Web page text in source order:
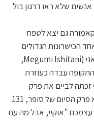
אנשים שלא ראו דרגון בול
גם יצא לטפח
הכישרונות הגדולים
בכול היסטוריית התעשייה – מגומי אישיטאני (Megumi Ishitani,
אשר באותה התקופה עבדה כעוזרת
לביים את פרק
הסיום של סופר, 131.
"אוקיי, אבל מה עם